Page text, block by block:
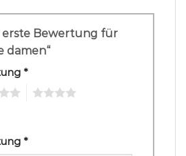
erste Bewertung für
damen“
*
*